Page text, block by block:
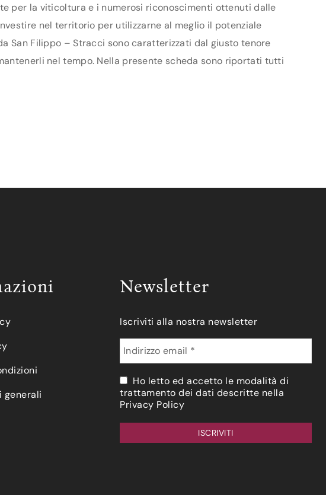
per la viticoltura e i numerosi riconoscimenti ottenuti dalle
nel territorio per utilizzarne al meglio il potenziale
San Filippo – Stracci sono caratterizzati dal giusto tenore
nel tempo. Nella presente scheda sono riportati tutti
generali
Newsletter
Iscriviti alla nostra newsletter
Ho letto ed accetto le modalità di
trattamento dei dati descritte nella
Privacy Policy